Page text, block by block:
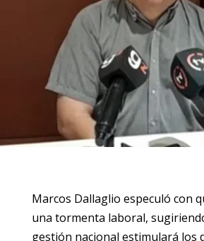
Marcos Dallaglio especuló con
una tormenta laboral,
gestión nacional estimulará los